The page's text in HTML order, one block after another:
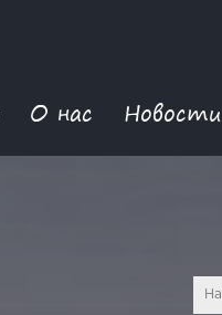
О нас Новости